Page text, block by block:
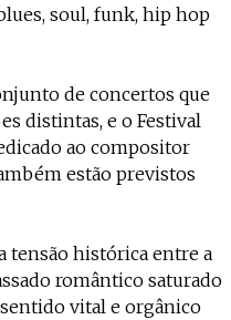
soul, funk, hip hop
de concertos que
distintas, e o Festival
ao compositor
estão previstos
tensão histórica entre a
romântico saturado
vital e orgânico